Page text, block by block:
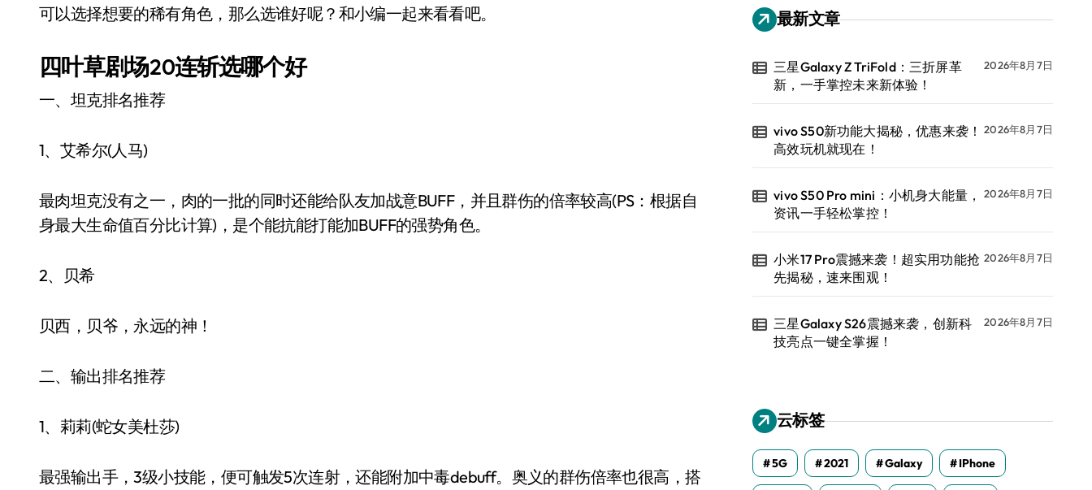
可以选择想要的稀有角色，那么选谁好呢？和小编一起来看看吧。
四叶草剧场20连斩选哪个好
一、坦克排名推荐
1、艾希尔(人马)
最肉坦克没有之一，肉的一批的同时还能给队友加战意BUFF，并且群伤的倍率较高(PS：根据自
身最大生命值百分比计算)，是个能抗能打能加BUFF的强势角色。
2、贝希
贝西，贝爷，永远的神！
二、输出排名推荐
1、莉莉(蛇女美杜莎)
最强输出手，3级小技能，便可触发5次连射，还能附加中毒debuff。奥义的群伤倍率也很高，搭
最新文章
三星Galaxy Z TriFold：三折屏革
新，一手掌控未来新体验！
2026年8月7日
vivo S50新功能大揭秘，优惠来袭！
高效玩机就现在！
2026年8月7日
vivo S50 Pro mini：小机身大能量，
资讯一手轻松掌控！
2026年8月7日
小米17 Pro震撼来袭！超实用功能抢
先揭秘，速来围观！
2026年8月7日
三星Galaxy S26震撼来袭，创新科
技亮点一键全掌握！
2026年8月7日
云标签
5G 2021 Galaxy IPhone